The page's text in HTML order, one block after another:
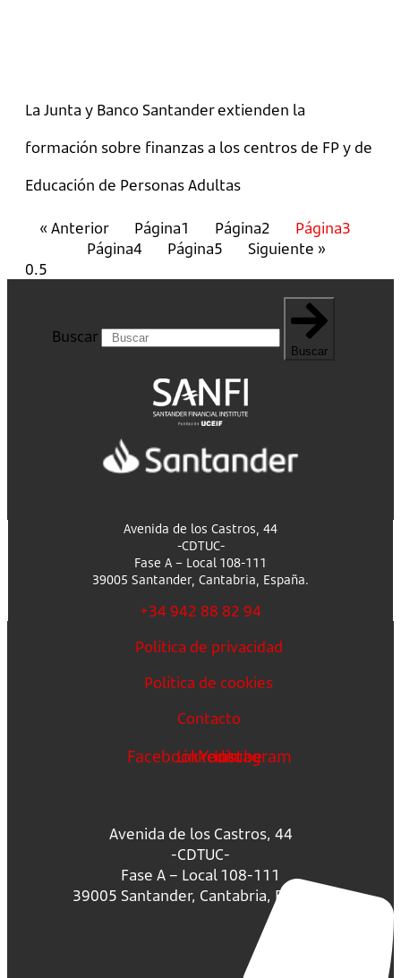
La Junta y Banco Santander extienden la
formación sobre finanzas a los centros de FP y de
Educación de Personas Adultas
« Anterior Página1 Página2 Página3
Página4 Página5 Siguiente »
Buscar
Buscar
Avenida de los Castros, 44
-CDTUC-
Fase A – Local 108-111
39005 Santander, Cantabria, España.
+34 942 88 82 94
Política de privacidad
Política de cookies
Contacto
FacebookLinkedin
Youtube
Instagram
Avenida de los Castros, 44
-CDTUC-
Fase A – Local 108-111
39005 Santander, Cantabria, España.